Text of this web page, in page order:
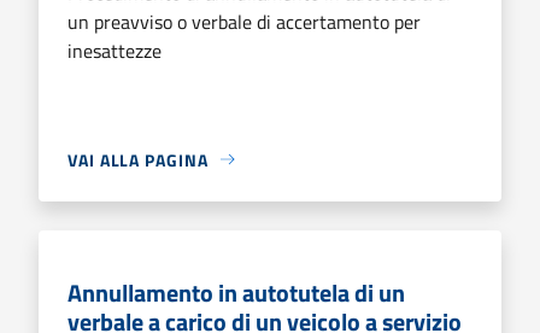
un preavviso o verbale di accertamento per
inesattezze
VAI ALLA PAGINA
Annullamento in autotutela di un
verbale a carico di un veicolo a servizio